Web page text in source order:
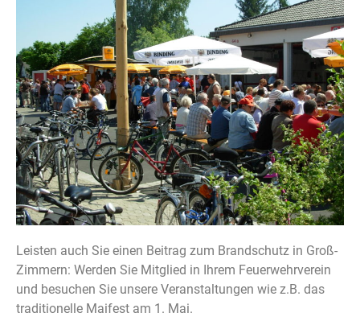
Leisten auch Sie einen Beitrag zum Brandschutz in Groß-
Zimmern: Werden Sie Mitglied in Ihrem Feuerwehrverein
und besuchen Sie unsere Veranstaltungen wie z.B. das
traditionelle Maifest am 1. Mai.